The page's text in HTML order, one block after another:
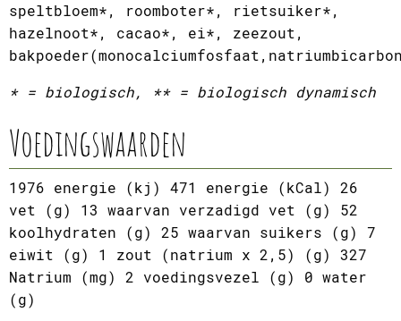
speltbloem*, roomboter*, rietsuiker*,
hazelnoot*, cacao*, ei*, zeezout,
* = biologisch, ** = biologisch dynamisch
Voedingswaarden
1976 energie (kj) 471 energie (kCal) 26
vet (g) 13 waarvan verzadigd vet (g) 52
koolhydraten (g) 25 waarvan suikers (g) 7
eiwit (g) 1 zout (natrium x 2,5) (g) 327
Natrium (mg) 2 voedingsvezel (g) 0 water
(g)